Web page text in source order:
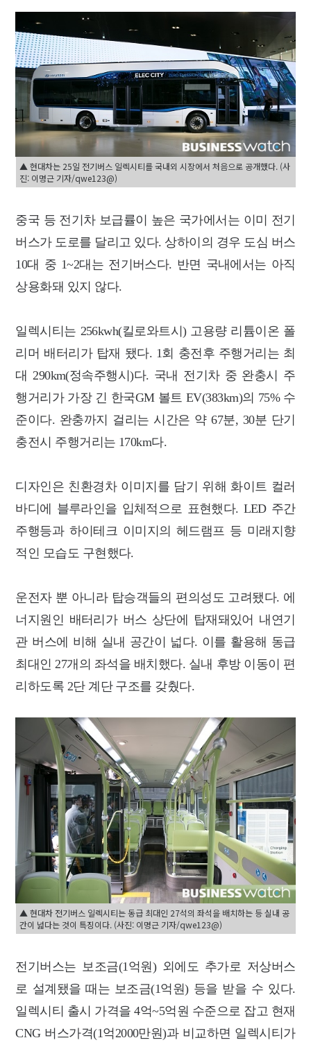
▲ 현대차는 25일 전기버스 일렉시티를 국내외 시장에서 처음으로 공개했다. (사
진: 이명근 기자/qwe123@)
중국 등 전기차 보급률이 높은 국가에서는 이미 전기
버스가 도로를 달리고 있다. 상하이의 경우 도심 버스
10대 중 1~2대는 전기버스다. 반면 국내에서는 아직
상용화돼 있지 않다.
일렉시티는 256kwh(킬로와트시) 고용량 리튬이온 폴
리머 배터리가 탑재 됐다. 1회 충전후 주행거리는 최
대 290km(정속주행시)다. 국내 전기차 중 완충시 주
행거리가 가장 긴 한국GM 볼트 EV(383km)의 75% 수
준이다. 완충까지 걸리는 시간은 약 67분, 30분 단기
충전시 주행거리는 170km다.
디자인은 친환경차 이미지를 담기 위해 화이트 컬러
바디에 블루라인을 입체적으로 표현했다. LED 주간
주행등과 하이테크 이미지의 헤드램프 등 미래지향
적인 모습도 구현했다.
운전자 뿐 아니라 탑승객들의 편의성도 고려됐다. 에
너지원인 배터리가 버스 상단에 탑재돼있어 내연기
관 버스에 비해 실내 공간이 넓다. 이를 활용해 동급
최대인 27개의 좌석을 배치했다. 실내 후방 이동이 편
리하도록 2단 계단 구조를 갖췄다.
▲ 현대차 전기버스 일렉시티는 동급 최대인 27석의 좌석을 배치하는 등 실내 공
간이 넓다는 것이 특징이다. (사진: 이명근 기자/qwe123@)
전기버스는 보조금(1억원) 외에도 추가로 저상버스
로 설계됐을 때는 보조금(1억원) 등을 받을 수 있다.
일렉시티 출시 가격을 4억~5억원 수준으로 잡고 현재
CNG 버스가격(1억2000만원)과 비교하면 일렉시티가